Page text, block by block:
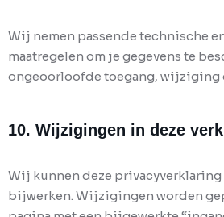
Wij nemen passende technische
maatregelen om je gegevens te
ongeoorloofde toegang, wijziging
10. Wijzigingen in deze
Wij kunnen deze
bijwerken. Wijzigingen worden